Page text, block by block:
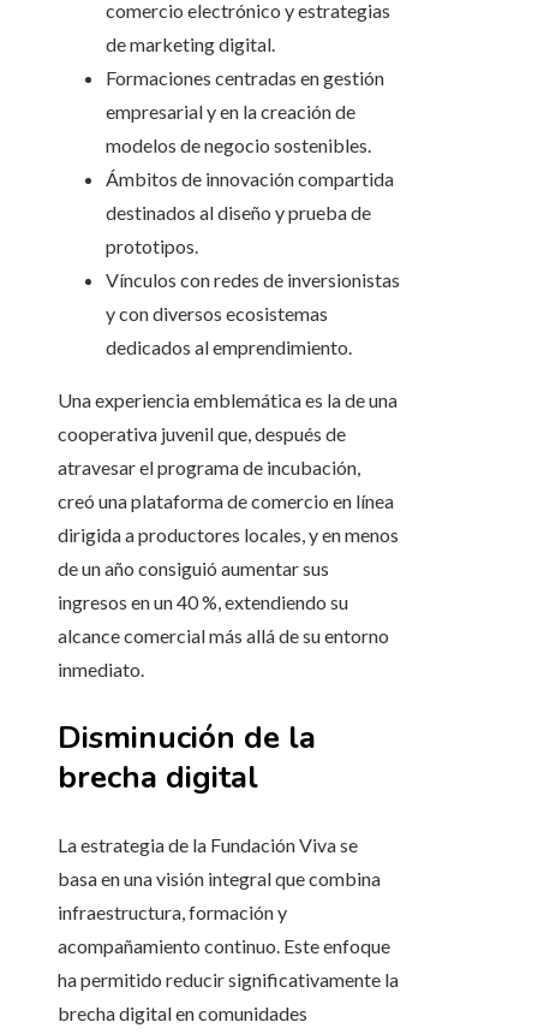
comercio electrónico y estrategias
de marketing digital.
Formaciones centradas en gestión
empresarial y en la creación de
modelos de negocio sostenibles.
Ámbitos de innovación compartida
destinados al diseño y prueba de
prototipos.
Vínculos con redes de inversionistas
y con diversos ecosistemas
dedicados al emprendimiento.
Una experiencia emblemática es la de una
cooperativa juvenil que, después de
atravesar el programa de incubación,
creó una plataforma de comercio en línea
dirigida a productores locales, y en menos
de un año consiguió aumentar sus
ingresos en un 40 %, extendiendo su
alcance comercial más allá de su entorno
inmediato.
Disminución de la
brecha digital
La estrategia de la Fundación Viva se
basa en una visión integral que combina
infraestructura, formación y
acompañamiento continuo. Este enfoque
ha permitido reducir significativamente la
brecha digital en comunidades